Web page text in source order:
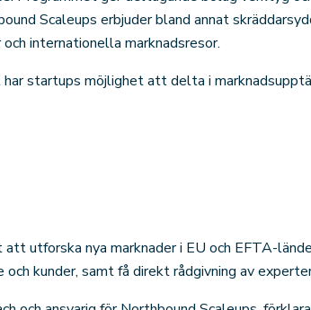
Scaleups erbjuder bland annat
internationella marknadsresor.
har startups möjlighet att delta i
att utforska nya marknader i EU och EFTA-
och kunder, samt få direkt rådgivning av